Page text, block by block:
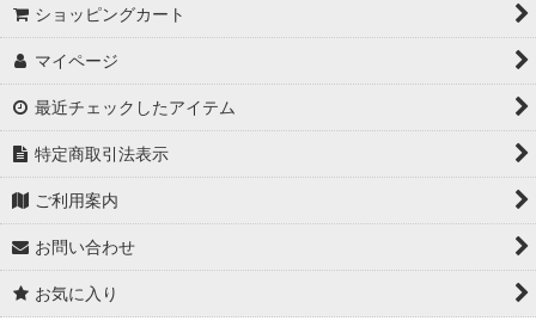
ショッピングカート
マイページ
最近チェックしたアイテム
特定商取引法表示
ご利用案内
お問い合わせ
お気に入り